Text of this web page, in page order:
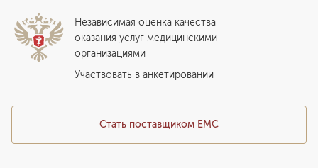
Прайс-лист
Подарочный сертификат EMC
Медицинский туризм
Программы привилегий
Стать поставщиком ЕМС
Независимая оценка качества
оказания услуг медицинскими
организациями
Участвовать в анкетировании